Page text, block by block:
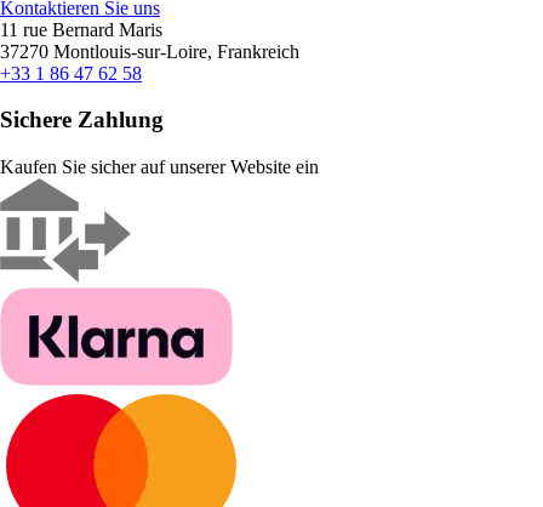
Kontaktieren Sie uns
11 rue Bernard Maris
37270 Montlouis-sur-Loire, Frankreich
+33 1 86 47 62 58
Sichere Zahlung
Kaufen Sie sicher auf unserer Website ein